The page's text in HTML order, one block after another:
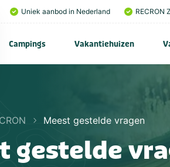
Uniek aanbod in Nederland RECRON
Campings Vakantiehuizen
Meest gestelde vragen
gestelde